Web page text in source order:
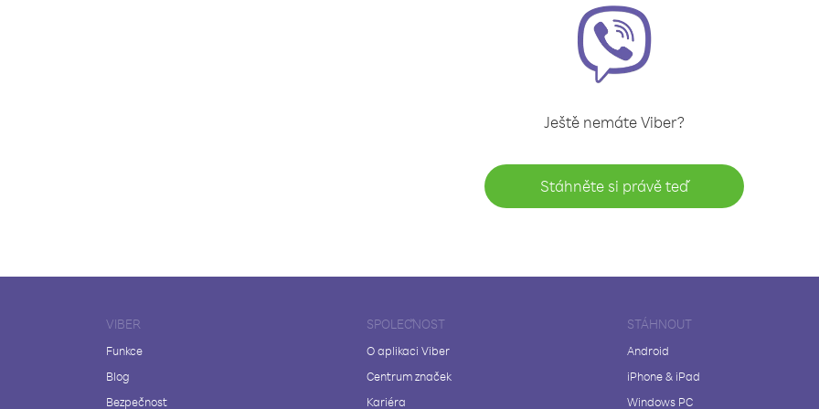
Ještě nemáte Viber?
Stáhněte si právě teď
VIBER
Funkce
Blog
Bezpečnost
SPOLEČNOST
O aplikaci Viber
Centrum značek
Kariéra
STÁHNOUT
Android
iPhone & iPad
Windows PC